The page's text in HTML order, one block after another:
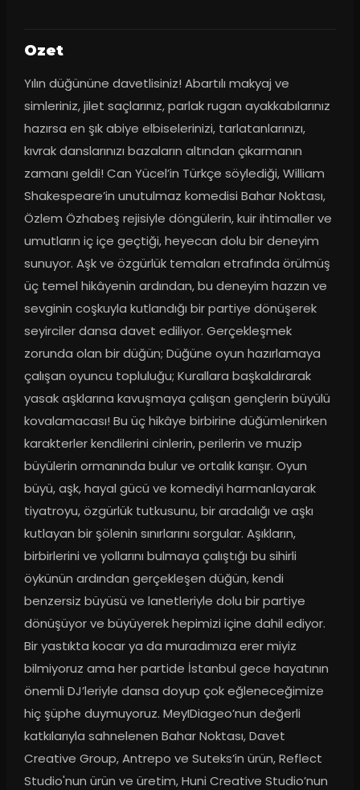
Ozet
Yılın düğününe davetlisiniz! Abartılı makyaj ve
simleriniz, jilet saçlarınız, parlak rugan ayakkabılarınız
hazırsa en şık abiye elbiselerinizi, tarlatanlarınızı,
kıvrak danslarınızı bazaların altından çıkarmanın
zamanı geldi! Can Yücel’in Türkçe söylediği, William
Shakespeare’in unutulmaz komedisi Bahar Noktası,
Özlem Özhabeş rejisiyle döngülerin, kuir ihtimaller ve
umutların iç içe geçtiği, heyecan dolu bir deneyim
sunuyor. Aşk ve özgürlük temaları etrafında örülmüş
üç temel hikâyenin ardından, bu deneyim hazzın ve
sevginin coşkuyla kutlandığı bir partiye dönüşerek
seyirciler dansa davet ediliyor. Gerçekleşmek
zorunda olan bir düğün; Düğüne oyun hazırlamaya
çalışan oyuncu topluluğu; Kurallara başkaldırarak
yasak aşklarına kavuşmaya çalışan gençlerin büyülü
kovalamacası! Bu üç hikâye birbirine düğümlenirken
karakterler kendilerini cinlerin, perilerin ve muzip
büyülerin ormanında bulur ve ortalık karışır. Oyun
büyü, aşk, hayal gücü ve komediyi harmanlayarak
tiyatroyu, özgürlük tutkusunu, bir aradalığı ve aşkı
kutlayan bir şölenin sınırlarını sorgular. Aşıkların,
birbirlerini ve yollarını bulmaya çalıştığı bu sihirli
öykünün ardından gerçekleşen düğün, kendi
benzersiz büyüsü ve lanetleriyle dolu bir partiye
dönüşüyor ve büyüyerek hepimizi içine dahil ediyor.
Bir yastıkta kocar ya da muradımıza erer miyiz
bilmiyoruz ama her partide İstanbul gece hayatının
önemli DJ’leriyle dansa doyup çok eğleneceğimize
hiç şüphe duymuyoruz. MeyIDiageo’nun değerli
katkılarıyla sahnelenen Bahar Noktası, Davet
Creative Group, Antrepo ve Suteks’in ürün, Reflect
Studio'nun ürün ve üretim, Huni Creative Studio’nun